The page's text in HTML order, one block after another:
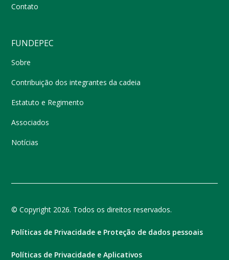
Contato
FUNDEPEC
Sobre
Contribuição dos integrantes da cadeia
Estatuto e Regimento
Associados
Notícias
© Copyright 2026. Todos os direitos reservados.
Políticas de Privacidade e Proteção de dados pessoais
Políticas de Privacidade e Aplicativos